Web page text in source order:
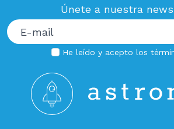
Únete a nuestra
He leído y acepto los